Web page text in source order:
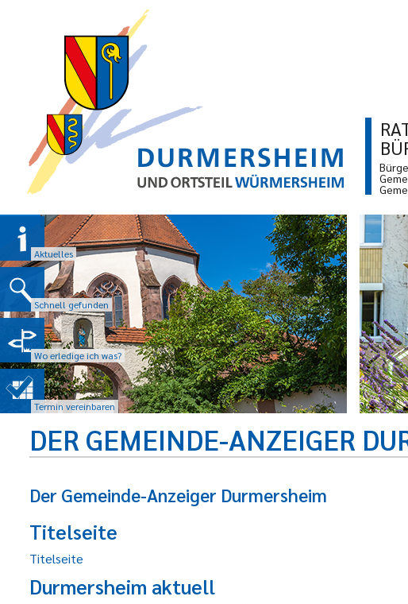
Aktuelles
Schnell gefunden
Wo erledige ich was?
Termin vereinbaren
DER GEMEINDE-ANZEIGER
Der Gemeinde-Anzeiger Durmersheim
Titelseite
Titelseite
Durmersheim aktuell